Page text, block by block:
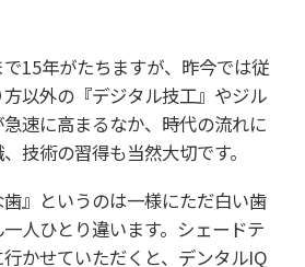
15年がたちますが、昨今では従
以外の『デジタル技工』やジル
速に高まるなか、時代の流れに
技術の習得も当然大切です。
』というのは一様にただ白い歯
人ひとり違います。シェードテ
かせていただくと、デンタルIQ